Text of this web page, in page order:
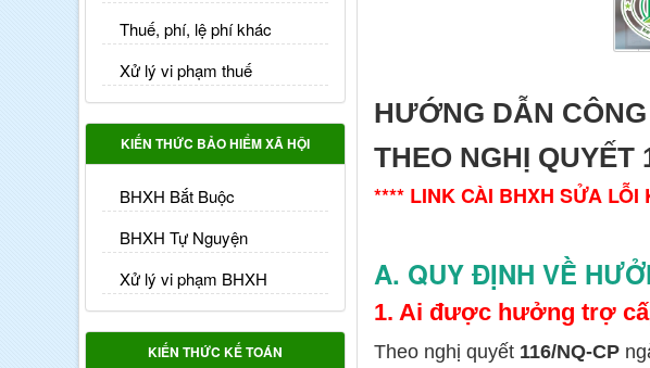
HƯỚNG DẪN
THEO NGHỊ QUYẾT
**** LINK CÀI BHXH SỬA
A. QUY ĐỊNH VỀ
1. Ai được hưởng trợ
Theo nghị quyết 116/NQ-CP
Thuế, phí, lệ phí khác
Xử lý vi phạm thuế
KIẾN THỨC BẢO HIỂM XÃ HỘI
BHXH Bắt Buộc
BHXH Tự Nguyện
Xử lý vi phạm BHXH
KIẾN THỨC KẾ TOÁN